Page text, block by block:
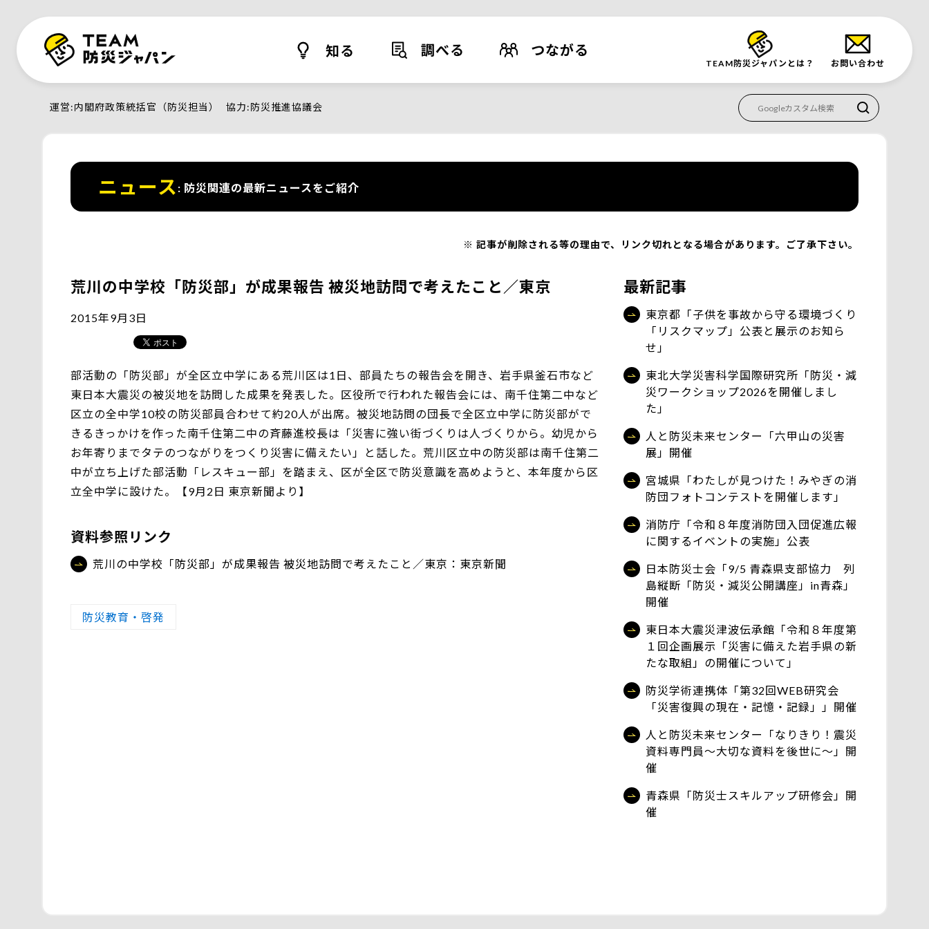
知る 調べる つながる
TEAM防災ジャパンとは？ お問い合わせ
運営 内閣府政策統括官（防災担当） 協力 防災推進協議会
ニュース 防災関連の最新ニュースをご紹介
記事が削除される等の理由で、リンク切れとなる場合があります。ご了承下さい。
荒川の中学校「防災部」が成果報告 被災地訪問で考えたこと／東京
2015年9月3日
部活動の「防災部」が全区立中学にある荒川区は1日、部員たちの報告会を開き、岩手県釜石市など
東日本大震災の被災地を訪問した成果を発表した。区役所で行われた報告会には、南千住第二中など
区立の全中学10校の防災部員合わせて約20人が出席。被災地訪問の団長で全区立中学に防災部がで
きるきっかけを作った南千住第二中の斉藤進校長は「災害に強い街づくりは人づくりから。幼児から
お年寄りまでタテのつながりをつくり災害に備えたい」と話した。荒川区立中の防災部は南千住第二
中が立ち上げた部活動「レスキュー部」を踏まえ、区が全区で防災意識を高めようと、本年度から区
立全中学に設けた。【9月2日 東京新聞より】
資料参照リンク
荒川の中学校「防災部」が成果報告 被災地訪問で考えたこと／東京：東京新聞
防災教育・啓発
最新記事
東京都「子供を事故から守る環境づくり
「リスクマップ」公表と展示のお知ら
せ」
東北大学災害科学国際研究所「防災・減
災ワークショップ2026を開催しまし
た」
人と防災未来センター「六甲山の災害
展」開催
宮城県「わたしが見つけた！みやぎの消
防団フォトコンテストを開催します」
消防庁「令和８年度消防団入団促進広報
に関するイベントの実施」公表
日本防災士会「9/5 青森県支部協力 列
島縦断「防災・減災公開講座」in青森」
開催
東日本大震災津波伝承館「令和８年度第
１回企画展示「災害に備えた岩手県の新
たな取組」の開催について」
防災学術連携体「第32回WEB研究会
「災害復興の現在・記憶・記録」」開催
人と防災未来センター「なりきり！震災
資料専門員～大切な資料を後世に～」開
催
青森県「防災士スキルアップ研修会」開
催